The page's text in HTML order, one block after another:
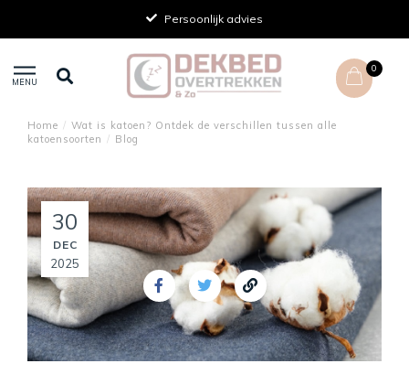
Persoonlijk advies
MENU
0
Home / Wat is katoen? Ontdek de verschillen tussen alle
katoensoorten / Blog
30
DEC
2025